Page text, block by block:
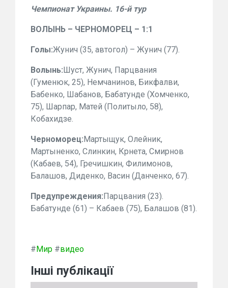
Чемпионат Украины. 16-й тур
ВОЛЫНЬ – ЧЕРНОМОРЕЦ – 1:1
Голы:Жунич (35, автогол) – Жунич (77).
Волынь:Шуст, Жунич, Парцвания
(Гуменюк, 25), Немчанинов, Бикфалви,
Бабенко, Шабанов, Бабатунде (Хомченко,
75), Шарпар, Матей (Политыло, 58),
Кобахидзе.
Черноморец:Мартыщук, Олейник,
Мартыненко, Слинкин, Крнета, Смирнов
(Кабаев, 54), Гречишкин, Филимонов,
Балашов, Диденко, Васин (Данченко, 67).
Предупреждения:Парцвания (23).
Бабатунде (61) – Кабаев (75), Балашов (81).
#Мир #видео
Інші публікації